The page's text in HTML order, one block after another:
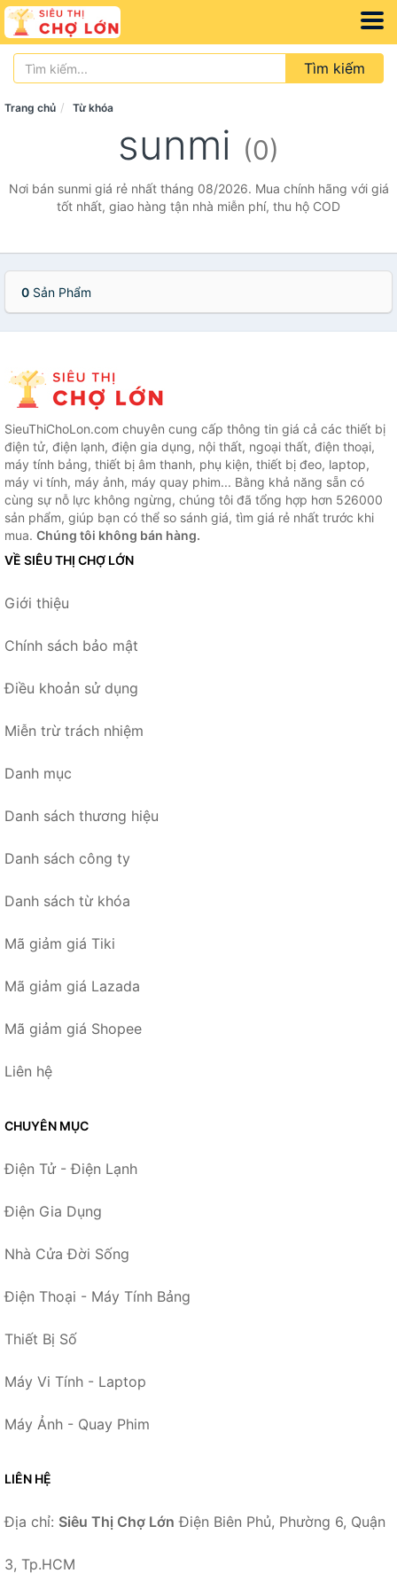
Tìm kiếm
Trang chủ Từ khóa
sunmi (0)
Nơi bán sunmi giá rẻ nhất tháng 08/2026. Mua chính hãng với giá
tốt nhất, giao hàng tận nhà miễn phí, thu hộ COD
0 Sản Phẩm
SieuThiChoLon.com chuyên cung cấp thông tin giá cả các thiết bị
điện tử, điện lạnh, điện gia dụng, nội thất, ngoại thất, điện thoại,
máy tính bảng, thiết bị âm thanh, phụ kiện, thiết bị đeo, laptop,
máy vi tính, máy ảnh, máy quay phim... Bằng khả năng sẵn có
cùng sự nỗ lực không ngừng, chúng tôi đã tổng hợp hơn 526000
sản phẩm, giúp bạn có thể so sánh giá, tìm giá rẻ nhất trước khi
mua. Chúng tôi không bán hàng.
VỀ SIÊU THỊ CHỢ LỚN
Giới thiệu
Chính sách bảo mật
Điều khoản sử dụng
Miễn trừ trách nhiệm
Danh mục
Danh sách thương hiệu
Danh sách công ty
Danh sách từ khóa
Mã giảm giá Tiki
Mã giảm giá Lazada
Mã giảm giá Shopee
Liên hệ
CHUYÊN MỤC
Điện Tử - Điện Lạnh
Điện Gia Dụng
Nhà Cửa Đời Sống
Điện Thoại - Máy Tính Bảng
Thiết Bị Số
Máy Vi Tính - Laptop
Máy Ảnh - Quay Phim
LIÊN HỆ
Địa chỉ: Siêu Thị Chợ Lớn Điện Biên Phủ, Phường 6, Quận
3, Tp.HCM